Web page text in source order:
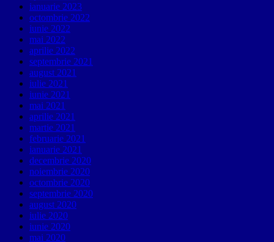
ianuarie 2023
octombrie 2022
iunie 2022
mai 2022
aprilie 2022
septembrie 2021
august 2021
iulie 2021
iunie 2021
mai 2021
aprilie 2021
martie 2021
februarie 2021
ianuarie 2021
decembrie 2020
noiembrie 2020
octombrie 2020
septembrie 2020
august 2020
iulie 2020
iunie 2020
mai 2020